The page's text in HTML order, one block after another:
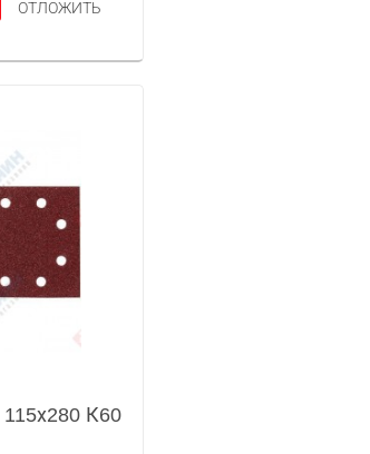
ОТЛОЖИТЬ
К60